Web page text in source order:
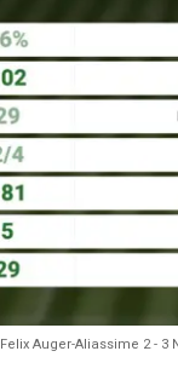
Felix Auger-Aliassime 2 -